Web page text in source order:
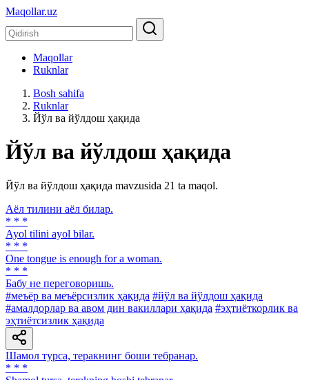
Maqollar.uz
Maqollar
Ruknlar
Bosh sahifa
Ruknlar
Йўл ва йўлдош ҳақида
Йўл ва йўлдош ҳақида
Йўл ва йўлдош ҳақида mavzusida 21 ta maqol.
Аёл тилини аёл билар.
* * *
Ayol tilini ayol bilar.
* * *
One tongue is enough for a woman.
* * *
Бабу не переговоришь.
#меъёр ва меъёрсизлик ҳақида #йўл ва йўлдош ҳақида
#амалдорлар ва авом дин вакиллари ҳақида #эҳтиёткорлик ва
эҳтиётсизлик ҳақида
Шамол турса, теракнинг боши тебранар.
* * *